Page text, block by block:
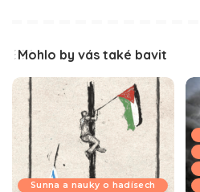
Mohlo by vás také bavit
Sunna a nauky o hadísech